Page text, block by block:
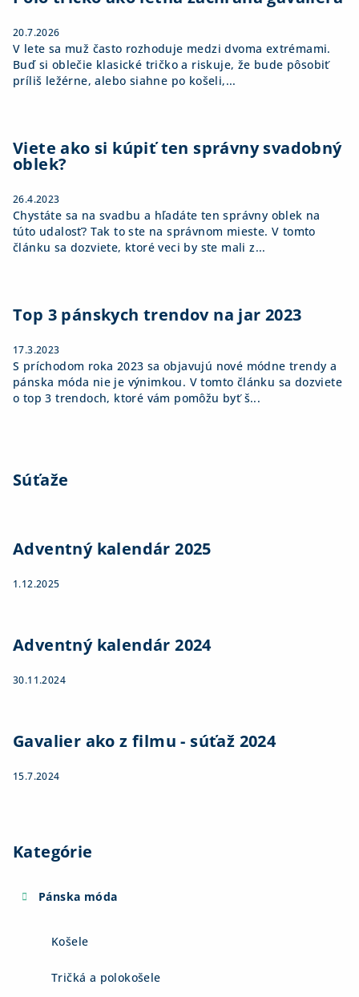
20.7.2026
V lete sa muž často rozhoduje medzi dvoma extrémami.
Buď si oblečie klasické tričko a riskuje, že bude pôsobiť
príliš ležérne, alebo siahne po košeli,...
Viete ako si kúpiť ten správny svadobný
oblek?
26.4.2023
Chystáte sa na svadbu a hľadáte ten správny oblek na
túto udalosť? Tak to ste na správnom mieste. V tomto
článku sa dozviete, ktoré veci by ste mali z...
Top 3 pánskych trendov na jar 2023
17.3.2023
S príchodom roka 2023 sa objavujú nové módne trendy a
pánska móda nie je výnimkou. V tomto článku sa dozviete
o top 3 trendoch, ktoré vám pomôžu byť š...
Súťaže
Adventný kalendár 2025
1.12.2025
Adventný kalendár 2024
30.11.2024
Gavalier ako z filmu - súťaž 2024
15.7.2024
Kategórie
Pánska móda
Košele
Tričká a polokošele